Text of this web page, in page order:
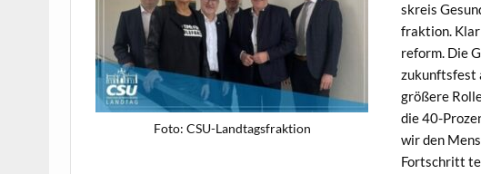
Foto: CSU-Land­tags­frak­tion
skreis
frak­tion.
reform. Die
zukun­fts­fest
größere
die 40-
wir den
Fortschritt